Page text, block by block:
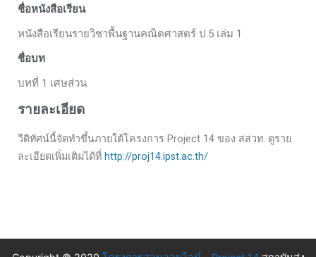
ชื่อหนังสือเรียน
หนังสือเรียนรายวิชาพื้นฐานคณิตศาสตร์ ป.5 เล่ม 1
ชื่อบท
บทที่ 1 เศษส่วน
รายละเอียด
วีดิทัศน์นี้จัดทำขึ้นภายใต้โครงการ Project 14 ของ สสวท. ดูราย
ละเอียดเพิ่มเติมได้ที่ http://proj14.ipst.ac.th/